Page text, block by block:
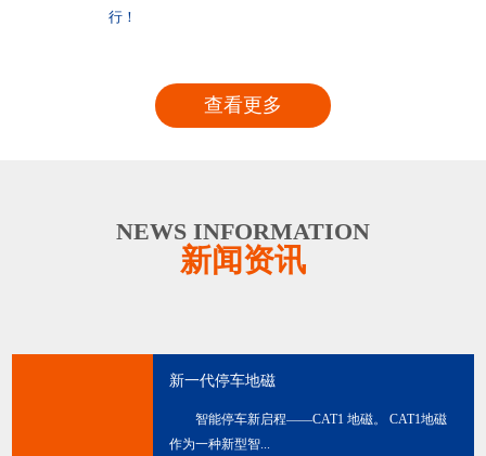
行！
查看更多
NEWS INFORMATION
新闻资讯
新一代停车地磁
智能停车新启程——CAT1 地磁。 CAT1地磁
作为一种新型智...